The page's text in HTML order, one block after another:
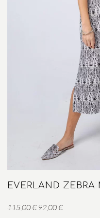
EVERLAND ZEBRA
115,00€ Original
92,00€Η